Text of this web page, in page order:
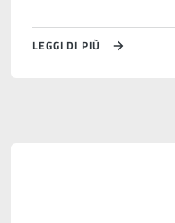
LEGGI DI PIÙ